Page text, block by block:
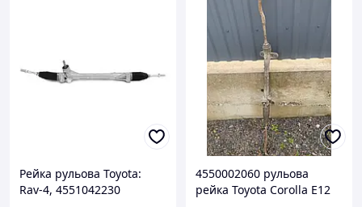
Рейка рульова Toyota:
Rav-4, 4551042230
4550002060 рульова
рейка Toyota Corolla E12